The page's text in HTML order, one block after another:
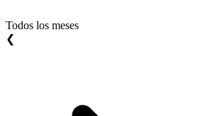
Todos los meses
❮